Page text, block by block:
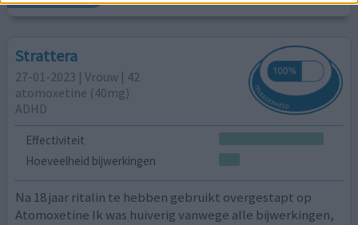
Strattera
27-01-2023 | Vrouw | 42
atomoxetine (40mg)
ADHD
Effectiviteit
Hoeveelheid bijwerkingen
Na 18 jaar ritalin te hebben gebruikt overgestapt op
Atomoxetine Ik was huiverig vanwege alle bijwerkingen,